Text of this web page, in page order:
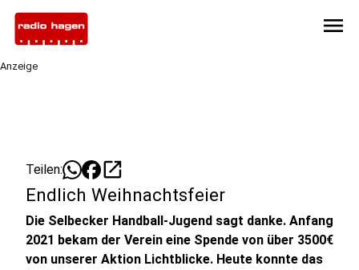
menu
Anzeige
Teilen: open_in_new
Endlich Weihnachtsfeier
Die Selbecker Handball-Jugend sagt danke. Anfang
2021 bekam der Verein eine Spende von über 3500€
von unserer Aktion Lichtblicke. Heute konnte das